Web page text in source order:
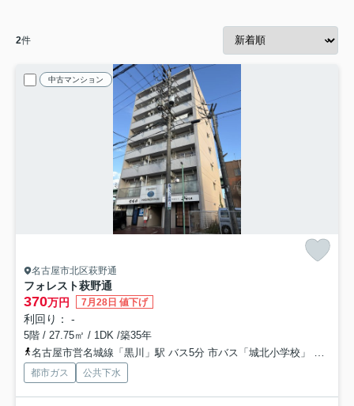
2件
中古マンション
名古屋市北区萩野通
フォレスト萩野通
370万円 7月28日 値下げ
利回り： -
5階 / 27.75㎡ / 1DK /築35年
名古屋市営名城線「黒川」駅 バス5分 市バス「城北小学校」 停歩6分
都市ガス 公共下水